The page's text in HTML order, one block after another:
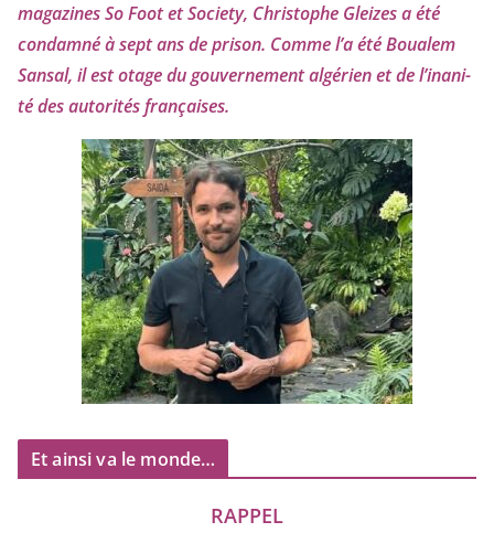
maga­zines So Foot et Society, Christophe Gleizesa été
condam­né à sept ans de pri­son. Comme l’a été Boualem
Sansal, il est otage du gou­ver­ne­ment algé­rien et de l’i­na­ni­
té des auto­ri­tés françaises.
Et ainsi va le monde…
RAPPEL